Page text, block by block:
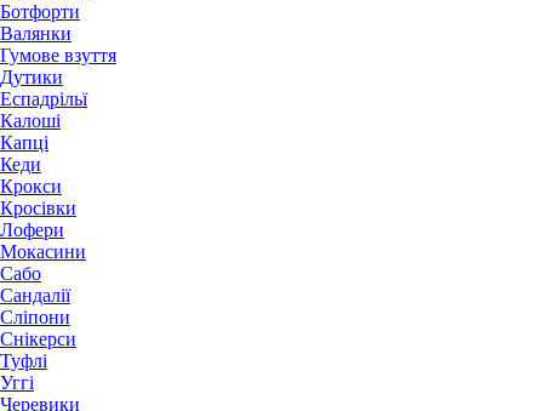
Ботфорти
Валянки
Гумове взуття
Дутики
Еспадрільї
Калоші
Капці
Кеди
Крокси
Кросівки
Лофери
Мокасини
Сабо
Сандалії
Сліпони
Снікерси
Туфлі
Уггі
Черевики